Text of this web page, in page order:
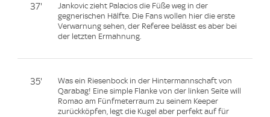
37'
Jankovic zieht Palacios die Füße weg in der
gegnerischen Hälfte. Die Fans wollen hier die erste
Verwarnung sehen, der Referee belässt es aber bei
der letzten Ermahnung.
35'
Was ein Riesenbock in der Hintermannschaft von
Qarabag! Eine simple Flanke von der linken Seite will
Romao am Fünfmeterraum zu seinem Keeper
zurückköpfen, legt die Kugel aber perfekt auf für